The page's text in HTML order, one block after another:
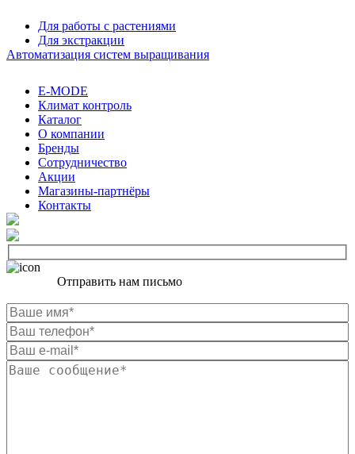
Для работы с растениями
Для экстракции
Автоматизация систем выращивания
E-MODE
Климат контроль
Каталог
О компании
Бренды
Сотрудничество
Акции
Магазины-партнёры
Контакты
Отправить нам письмо